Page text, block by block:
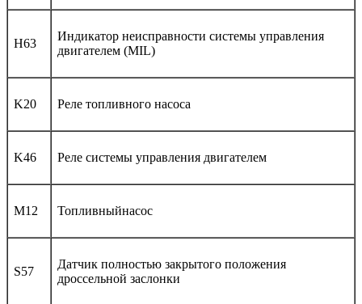
H63
Индикатор неисправности системы управления
двигателем (MIL)
K20 Реле топливного насоса
K46 Реле системы управления двигателем
M12 Топливныйнасос
S57
Датчик полностью закрытого положения
дроссельной заслонки